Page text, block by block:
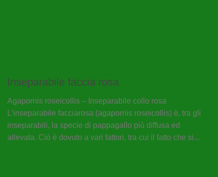
Inseparabile faccia rosa
Agapornis roseicollis – Inseparabile collo rosa
L’inseparabile facciarosa (agapornis roseicollis) è, tra gli
inseparabili, la specie di pappagallo più diffusa ed
allevata. Ciò è dovuto a vari fattori, tra cui il fatto che si...